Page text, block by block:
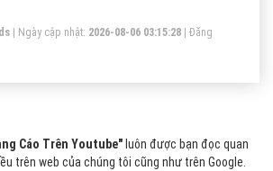
| Ngày cập nhật: 2026-08-06 03:15:28
Đăng
Cáo Trên Youtube" luôn được bạn đọc quan
trên web của chúng tôi cũng như trên Google.